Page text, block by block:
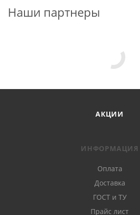
Наши партнеры
АКЦИИ
ИНФОРМАЦИЯ
Оплата
Доставка
ГОСТ и ТУ
Прайс лист